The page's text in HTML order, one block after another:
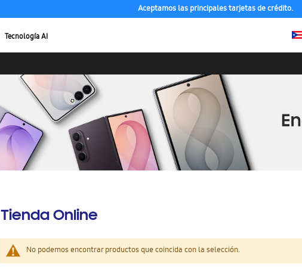
Aceptamos las principales tarjetas de crédito.
Tecnología AI
Tienda Online
No podemos encontrar productos que coincida con la selección.